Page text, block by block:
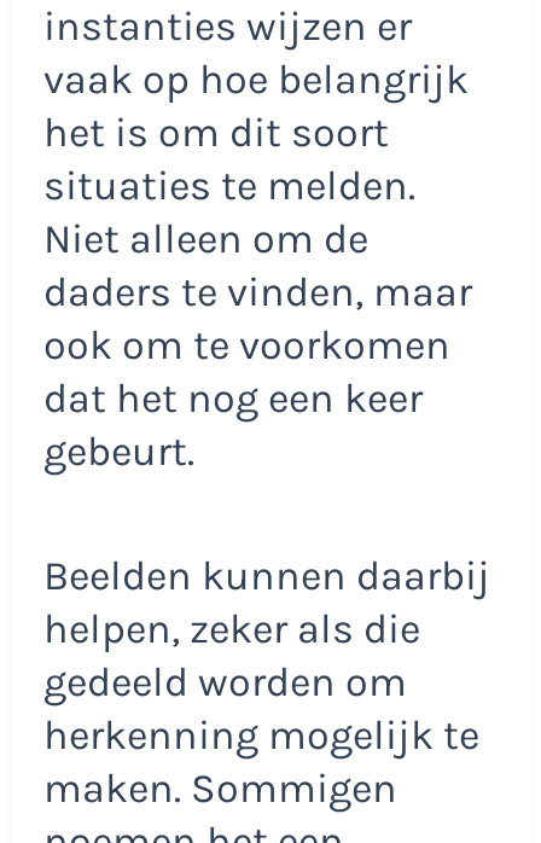
instanties wijzen er
vaak op hoe belangrijk
het is om dit soort
situaties te melden.
Niet alleen om de
daders te vinden, maar
ook om te voorkomen
dat het nog een keer
gebeurt.
Beelden kunnen daarbij
helpen, zeker als die
gedeeld worden om
herkenning mogelijk te
maken. Sommigen